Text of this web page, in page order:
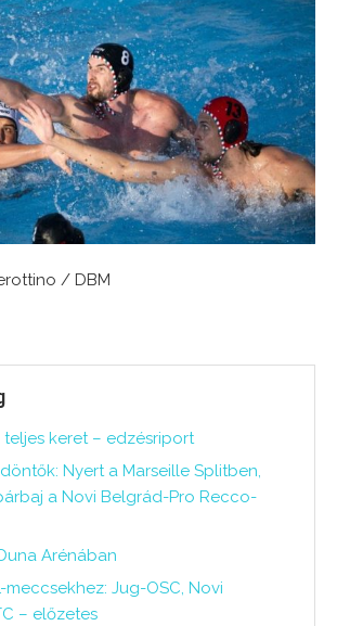
/ DBM
teljes keret – edzésriport
Nyert a Marseille Splitben,
a Novi Belgrád-Pro Recco-
Arénában
meccsekhez: Jug-OSC, Novi
– előzetes